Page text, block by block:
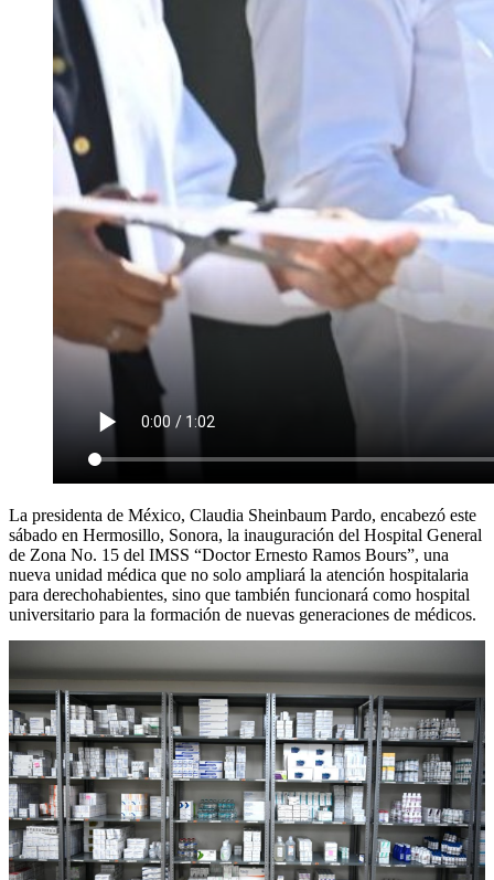
La presidenta de México, Claudia Sheinbaum Pardo, encabezó este
sábado en Hermosillo, Sonora, la inauguración del Hospital General
de Zona No. 15 del IMSS “Doctor Ernesto Ramos Bours”, una
nueva unidad médica que no solo ampliará la atención hospitalaria
para derechohabientes, sino que también funcionará como hospital
universitario para la formación de nuevas generaciones de médicos.